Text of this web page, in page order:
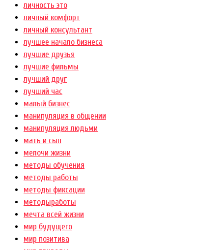
личность это
личный комфорт
личный консультант
лучшее начало бизнеса
лучшие друзья
лучшие фильмы
лучший друг
лучший час
малый бизнес
манипуляция в общении
манипуляция людьми
мать и сын
мелочи жизни
методы обучения
методы работы
методы фиксации
методыработы
мечта всей жизни
мир будущего
мир позитива